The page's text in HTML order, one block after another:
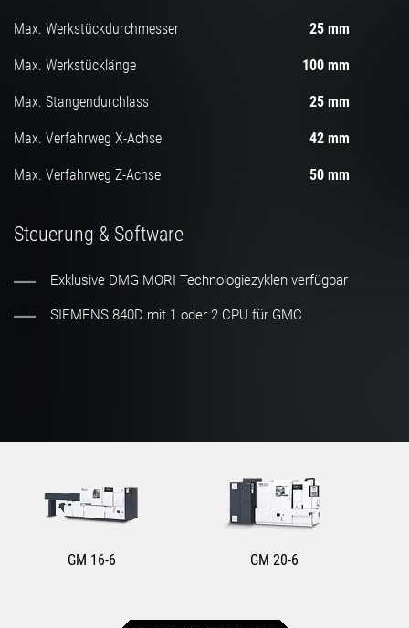
Max. Werkstückdurchmesser 25 mm
Max. Werkstücklänge 100 mm
Max. Stangendurchlass 25 mm
Max. Verfahrweg X-Achse 42 mm
Max. Verfahrweg Z-Achse 50 mm
Steuerung & Software
Exklusive DMG MORI Technologiezyklen verfügbar
SIEMENS 840D mit 1 oder 2 CPU für GMC
GM 16-6 GM 20-6